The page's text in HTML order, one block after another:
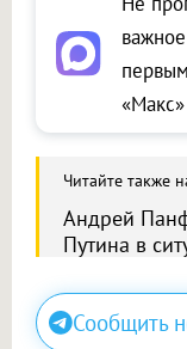
«Макс»
Читайте также
Андрей
Путина в
Сообщить